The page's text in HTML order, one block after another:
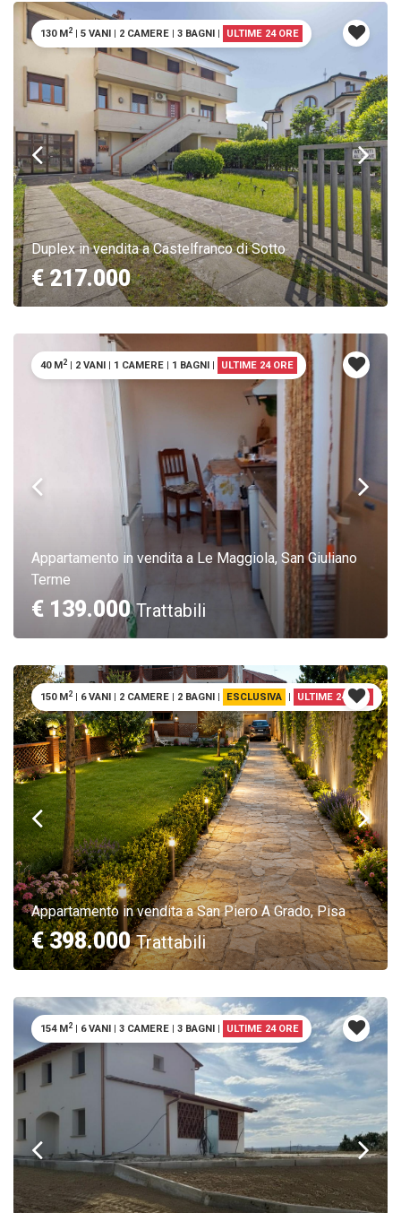
Duplex in vendita a Castelfranco di Sotto
€ 217.000
130 M2 | 5 VANI | 2 CAMERE | 3 BAGNI | ULTIME 24 ORE
Appartamento in vendita a Le Maggiola, San Giuliano
Terme
€ 139.000Trattabili
40 M2 | 2 VANI | 1 CAMERE | 1 BAGNI | ULTIME 24 ORE
Appartamento in vendita a San Piero A Grado, Pisa
€ 398.000Trattabili
150 M2 | 6 VANI | 2 CAMERE | 2 BAGNI | ESCLUSIVA | ULTIME 24 ORE
154 M2 | 6 VANI | 3 CAMERE | 3 BAGNI | ULTIME 24 ORE